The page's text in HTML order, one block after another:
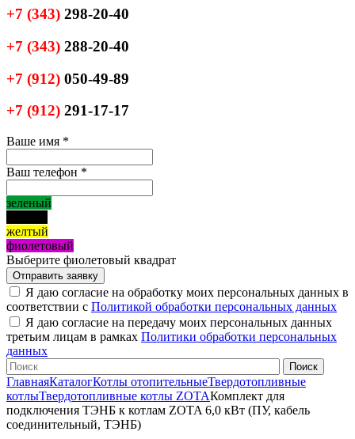
+7 (343) 298-20-40
+7 (343) 288-20-40
+7 (912) 050-49-89
+7 (912) 291-17-17
Ваше имя *
Ваш телефон *
зеленый
желтый
фиолетовый
Выберите фиолетовый квадрат
Я даю согласие на обработку моих персональных данных в
соответствии с Политикой обработки персональных данных
Я даю согласие на передачу моих персональных данных
третьим лицам в рамках Политики обработки персональных
данных
ГлавнаяКаталогКотлы отопительныеТвердотопливные
котлыТвердотопливные котлы ZOTAКомплект для
подключения ТЭНБ к котлам ZOTA 6,0 кВт (ПУ, кабель
соединительный, ТЭНБ)